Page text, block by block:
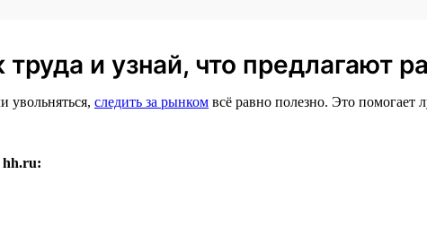
и узнай, что предлагают
увольняться, следить за рынком всё равно полезно. Это помогает
hh.ru: